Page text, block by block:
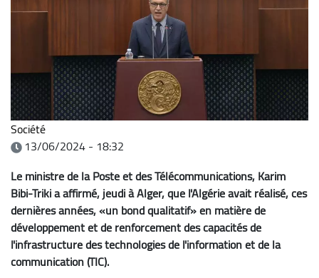
Société
13/06/2024 - 18:32
Le ministre de la Poste et des Télécommunications, Karim
Bibi-Triki a affirmé, jeudi à Alger, que l'Algérie avait réalisé, ces
dernières années, «un bond qualitatif» en matière de
développement et de renforcement des capacités de
l'infrastructure des technologies de l'information et de la
communication (TIC).